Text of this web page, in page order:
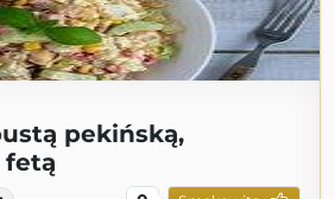
pekińską,
fetą